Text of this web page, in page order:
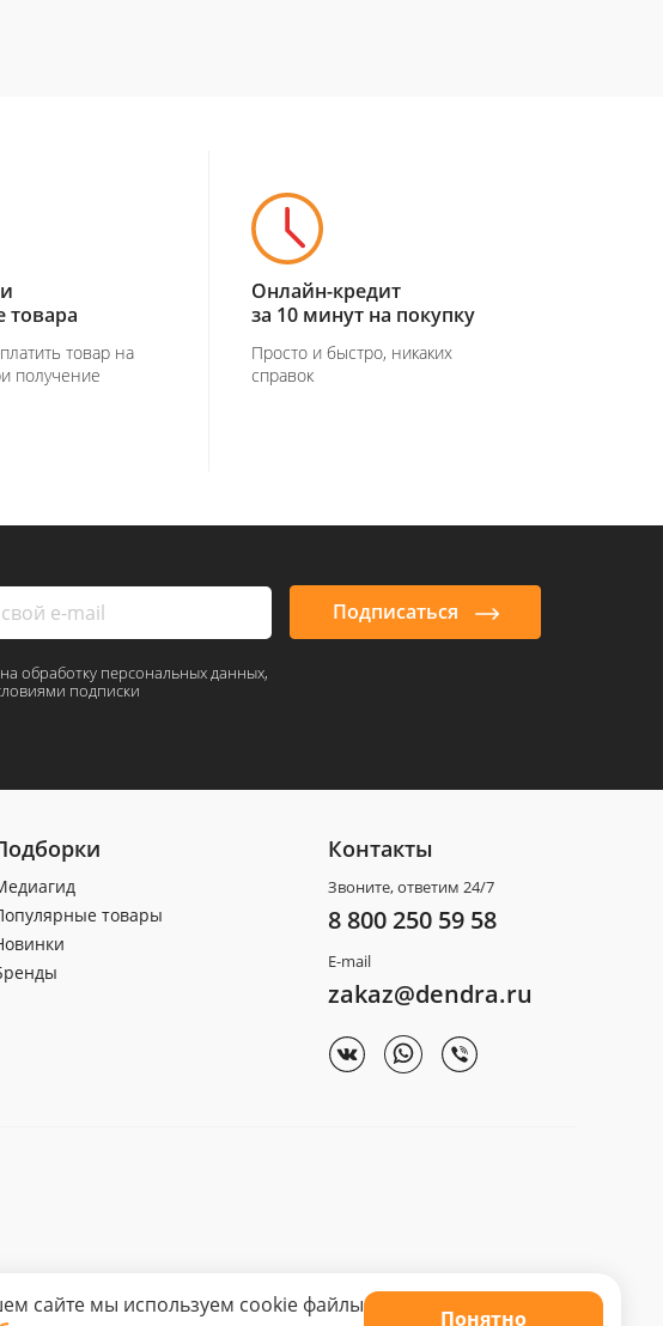
товара
товар на
получение
Онлайн-кредит
за 10 минут на покупку
Просто и быстро, никаких
справок
Подписаться
обработку персональных данных,
подписки
товары
Контакты
Звоните, ответим 24/7
8 800 250 59 58
E-mail
zakaz@dendra.ru
сайте мы используем cookie файлы
Понятно